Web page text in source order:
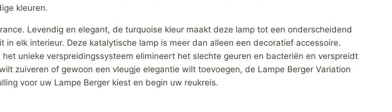
kleuren.
Levendig en elegant, de turquoise kleur maakt deze lamp tot een onderscheidend
elk interieur. Deze katalytische lamp is meer dan alleen een decoratief accessoire.
unieke verspreidingssysteem elimineert het slechte geuren en bacteriën en verspreidt
zuiveren of gewoon een vleugje elegantie wilt toevoegen, de Lampe Berger Variation
voor uw Lampe Berger kiest en begin uw reukreis.